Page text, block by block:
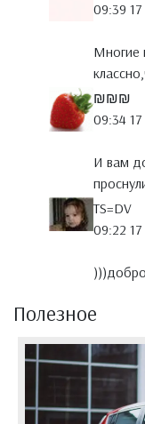
09:39
Многие
₪₪₪
09:34
И вам
TS=DV
09:22
Полезное